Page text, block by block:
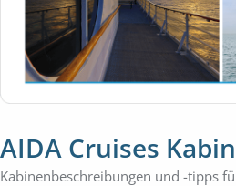
AIDA Cruises
Kabinenbeschreibungen und -tipps